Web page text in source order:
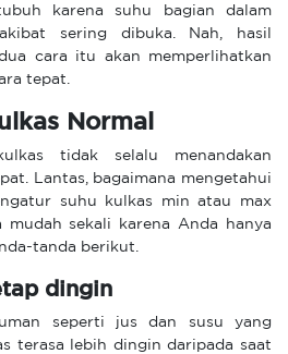
karena suhu bagian dalam
sering dibuka. Nah, hasil
cara itu akan memperlihatkan
tepat.
Normal
tidak selalu menandakan
Lantas, bagaimana mengetahui
suhu kulkas min atau max
mudah sekali karena Anda hanya
tanda berikut.
dingin
seperti jus dan susu yang
terasa lebih dingin daripada saat